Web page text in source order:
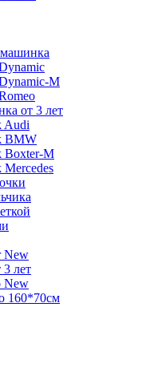
машинка
M
от 3 лет
Audi
BMW
Boxter-M
New
лет
New
160*70см